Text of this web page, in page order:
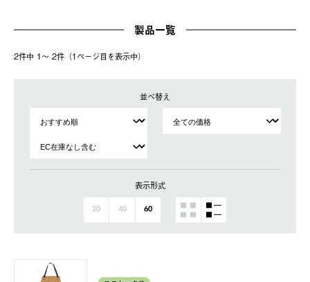
製品一覧
2件中 1〜 2件（1ページ⽬を表⽰中）
並べ替え
表示形式
20 40 60